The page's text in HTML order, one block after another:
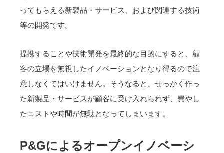
ってもらえる新製品・サービス、および関連する技術
等の開発です。
提携することや技術開発を最終的な目的にすると、顧
客の立場を無視したイノベーションとなり得るので注
意しなくてはいけません。そうなると、せっかく作っ
た新製品・サービスが顧客に受け入れられず、費やし
たコストや時間が無駄となってしまいます。
P&Gによるオープンイノベーシ